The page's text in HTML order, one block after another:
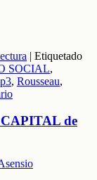
| Etiquetado
SOCIAL,
, Rousseau,
de